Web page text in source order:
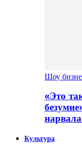
Шоу
«Это
Культура